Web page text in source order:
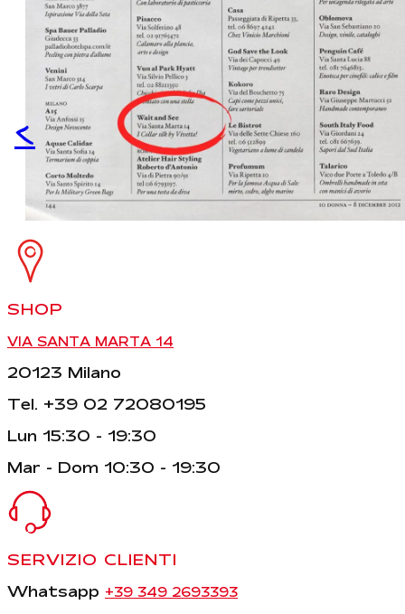
<
SHOP
VIA SANTA MARTA 14
20123 Milano
Tel. +39 02 72080195
Lun 15:30 - 19:30
Mar - Dom 10:30 - 19:30
SERVIZIO CLIENTI
Whatsapp +39 349 2693393